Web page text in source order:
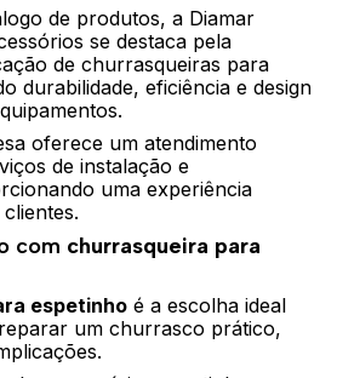
de produtos, a Diamar
se destaca pela
de churrasqueiras para
durabilidade, eficiência e design
oferece um atendimento
de instalação e
uma experiência
com churrasqueira para
espetinho é a escolha ideal
um churrasco prático,